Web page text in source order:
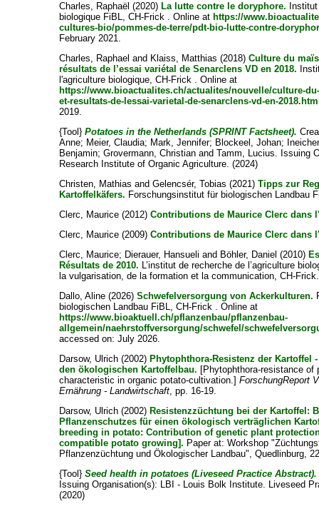
Charles, Raphaël (2020) La lutte contre le doryphore.
biologique FiBL, CH-Frick . Online at https://
cultures-bio/pommes-de-terre/pdt-bio-lutte-contre-
February 2021.
Charles, Raphael and Klaiss, Matthias (2018)Culture du
résultats de l’essai variétal de Senarclens VD en 2018.
l'agriculture biologique, CH-Frick . Online at
https://www.bioactualites.ch/actualites/nouvelle/culture-
et-resultats-de-lessai-varietal-de-senarclens-vd-en-
2019.
{Tool}Potatoes in the Netherlands (SPRINT Factsheet).
Anne; Meier, Claudia; Mark, Jennifer; Blockeel, Johan;
Benjamin;Grovermann, Christian andTamm, Lucius. Issuing
Research Institute of Organic Agriculture. (2024)
Christen, Mathias andGelencsér, Tobias (2021)Tipps zur
Kartoffelkäfers. Forschungsinstitut für biologischen Landbau
Clerc, Maurice (2012)Contributions de Maurice Clerc dans
Clerc, Maurice (2009)Contributions de Maurice Clerc dans
Clerc, Maurice; Dierauer, Hansueli and Böhler, Daniel (2010)
Résultats de 2010. L’institut de recherche de l’agriculture
la vulgarisation, de la formation et la communication, CH-Frick.
Dallo, Aline (2026)Schwefelversorgung von Ackerkulturen.
biologischen Landbau FiBL, CH-Frick . Online at
https://www.bioaktuell.ch/pflanzenbau/pflanzenbau-
allgemein/naehrstoffversorgung/schwefel/
accessed on: July 2026.
Darsow, Ulrich (2002) Phytophthora-Resistenz der Kartoffel
den ökologischen Kartoffelbau. [Phytophthora-resistance of
characteristic in organic potato-cultivation.]ForschungReport
Ernährung - Landwirtschaft, pp. 16-19.
Darsow, Ulrich (2002) Resistenzzüchtung bei der Kartoffel:
Pflanzenschutzes für einen ökologisch verträglichen
breeding in potato: Contribution of genetic plant
compatible potato growing]. Paper at: Workshop
Pflanzenzüchtung und Ökologischer Landbau", Quedlinburg,
{Tool}Seed health in potatoes (Liveseed Practice Abstract).
Issuing Organisation(s): LBI - Louis Bolk Institute. Liveseed
(2020)